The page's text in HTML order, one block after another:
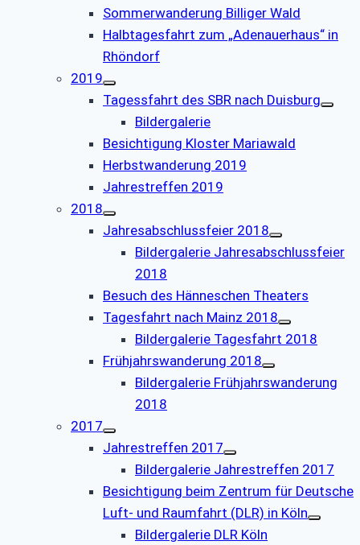
Sommerwanderung Billiger Wald
Halbtagesfahrt zum „Adenauerhaus“ in
Rhöndorf
2019
Tagessfahrt des SBR nach Duisburg
Bildergalerie
Besichtigung Kloster Mariawald
Herbstwanderung 2019
Jahrestreffen 2019
2018
Jahresabschlussfeier 2018
Bildergalerie Jahresabschlussfeier
2018
Besuch des Hänneschen Theaters
Tagesfahrt nach Mainz 2018
Bildergalerie Tagesfahrt 2018
Frühjahrswanderung 2018
Bildergalerie Frühjahrswanderung
2018
2017
Jahrestreffen 2017
Bildergalerie Jahrestreffen 2017
Besichtigung beim Zentrum für Deutsche
Luft- und Raumfahrt (DLR) in Köln
Bildergalerie DLR Köln